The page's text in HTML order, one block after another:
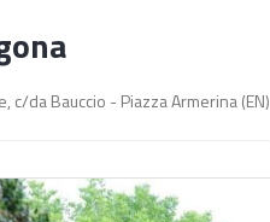
c/da Bauccio - Piazza Armerina (EN)